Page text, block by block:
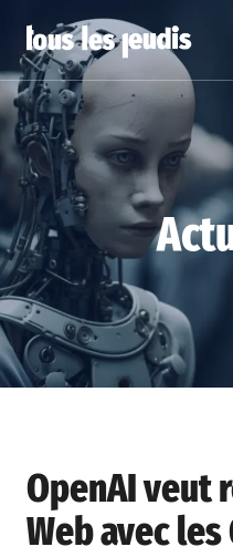
OpenAI veut
Web avec les